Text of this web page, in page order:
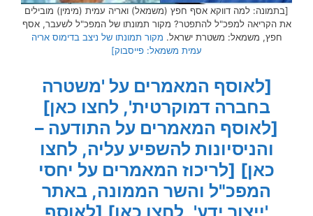
[בתמונה: למה דווקא אסף חפץ (משמאל) ואריה עמית (מימין) מובילים
את הקריאה למפכ"ל להתפטר? מקור תמונתו של המפכ"ל לשעבר, אסף
חפץ, משמאל: משטרת ישראל. מקור תמונתו של ניצב בדימוס אריה
עמית משמאל: פייסבוק]
[לאוסף המאמרים על 'משטרה
בחברה דמוקרטית', לחצו כאן]
[לאוסף המאמרים על התודעה –
והניסיונות להשפיע עליה, לחצו
כאן] [לריכוז המאמרים על יחסי
המפכ"ל והשר הממונה, באתר
'ייצור ידע', לחצו כאן] [לאוסף